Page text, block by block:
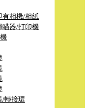
有相機/相紙
瞄器/打印機
/轉接環